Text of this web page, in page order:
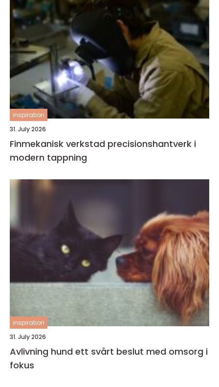
inspiration
31. July 2026
Finmekanisk verkstad precisionshantverk i
modern tappning
inspiration
31. July 2026
Avlivning hund ett svårt beslut med omsorg i
fokus